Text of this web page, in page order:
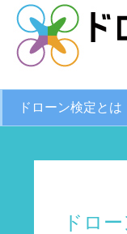
ドローン検定とは
ドロ